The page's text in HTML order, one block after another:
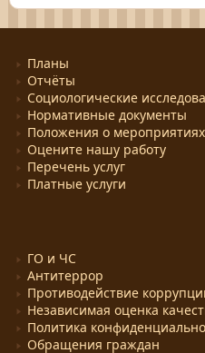
Планы
Отчёты
Социологические
Нормативные документы
Положения о мероприятиях
Оцените нашу работу
Перечень услуг
Платные услуги
ГО и ЧС
Антитеррор
Противодействие
Независимая оценка
Политика
Обращения граждан